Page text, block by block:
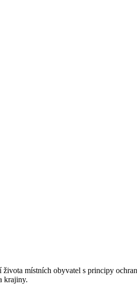
místních obyvatel s principy
krajiny.